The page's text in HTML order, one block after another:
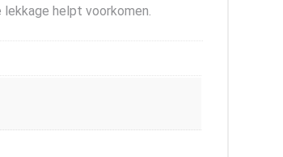
helpt voorkomen.